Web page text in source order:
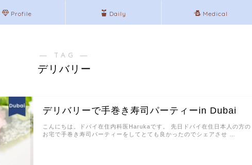
Profile Daily Medical
― TAG ―
デリバリー
デリバリーで手巻き寿司パーティーin Dubai
こんにちは。ドバイ在住内科医Harukaです。 先日ドバイ在住日本人の方の
お宅で手巻き寿司パーティーをしてとても良かったのでシェアさせ …